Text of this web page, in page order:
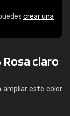
crear una
claro
ampliar este color